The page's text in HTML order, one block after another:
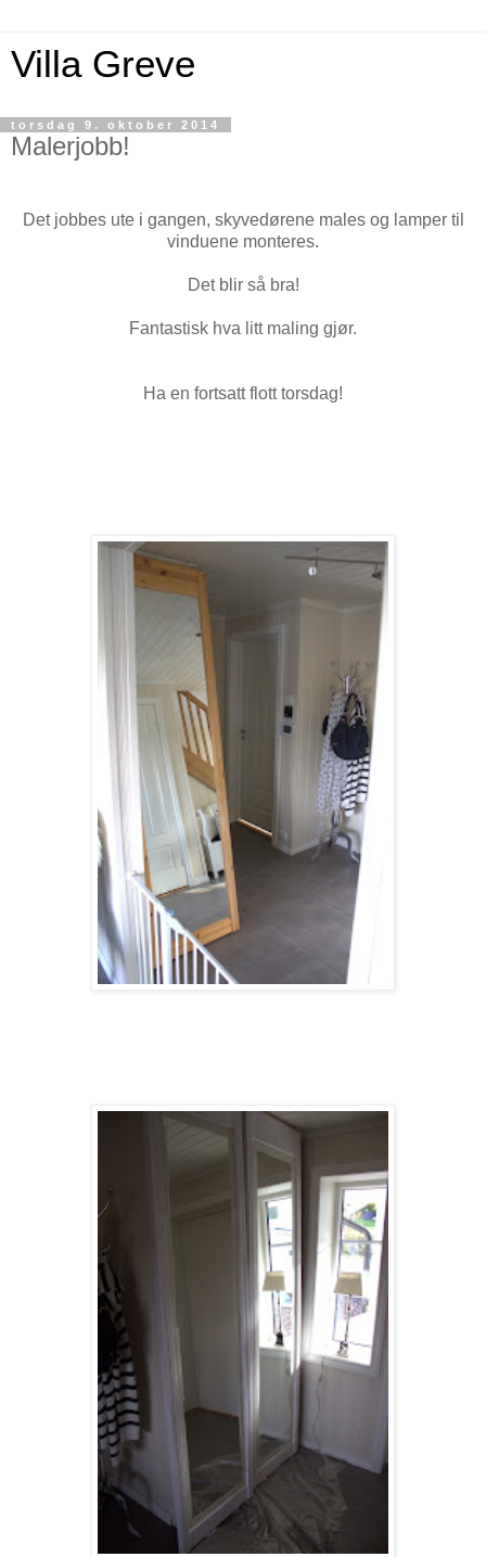
Villa Greve
torsdag 9. oktober 2014
Malerjobb!
Det jobbes ute i gangen, skyvedørene males og lamper til
vinduene monteres.
Det blir så bra!
Fantastisk hva litt maling gjør.
Ha en fortsatt flott torsdag!